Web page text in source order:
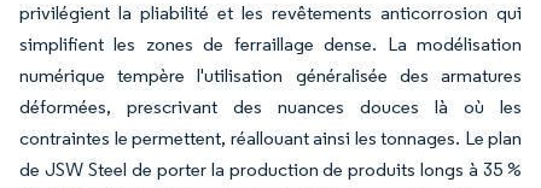
privilégient la pliabilité et les revêtements anticorrosion qui
simplifient les zones de ferraillage dense. La modélisation
numérique tempère l'utilisation généralisée des armatures
déformées, prescrivant des nuances douces là où les
contraintes le permettent, réallouant ainsi les tonnages. Le plan
de JSW Steel de porter la production de produits longs à 35 %